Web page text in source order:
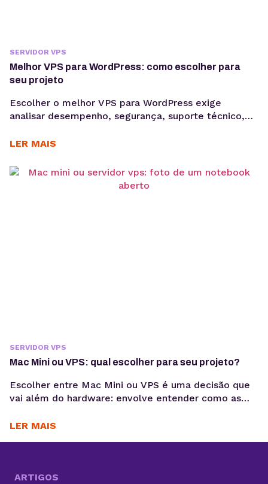
SERVIDOR VPS
Melhor VPS para WordPress: como escolher para
seu projeto
Escolher o melhor VPS para WordPress exige
analisar desempenho, segurança, suporte técnico,
custos para manter projetos profissionais estáveis,
projeto WordPress cresce, a hospedagem
compartilhada pode deixar de acompanhar a
LER MAIS
SERVIDOR VPS
Mac Mini ou VPS: qual escolher para seu projeto?
Escolher entre Mac Mini ou VPS é uma decisão que
vai além do hardware: envolve entender como as
ao longo do tempo. Quando for desenvolver o seu
LER MAIS
ARTIGOS